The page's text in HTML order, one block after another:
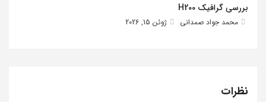
بررسی گرافیک H200
محمد جواد صمدانی ژوئن 15, 2026
نظرات